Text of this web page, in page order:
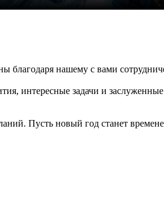
нашему с вами
интересные задачи и
Пусть новый год станет